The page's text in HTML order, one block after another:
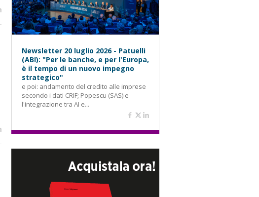
Newsletter 20 luglio 2026 - Patuelli
(ABI): "Per le banche, e per l'Europa,
è il tempo di un nuovo impegno
strategico"
e poi: andamento del credito alle imprese
secondo i dati CRIF; Popescu (SAS) e
l'integrazione tra AI e...